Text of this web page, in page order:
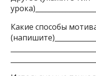
Какие способы